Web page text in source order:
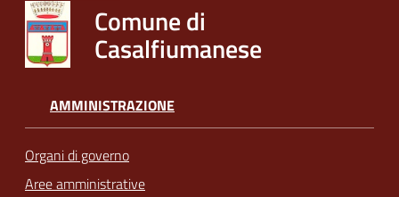
Comune di
Casalfiumanese
AMMINISTRAZIONE
Organi di governo
Aree amministrative